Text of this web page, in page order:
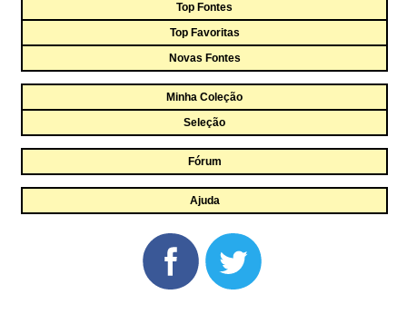
Top Fontes
Top Favoritas
Novas Fontes
Minha Coleção
Seleção
Fórum
Ajuda